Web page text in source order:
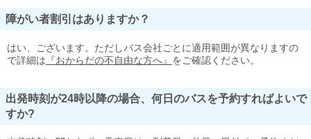
障がい者割引はありますか？
はい、ございます。ただしバス会社ごとに適用範囲が異なりますの
で詳細は 『おからだの不自由な方へ』 をご確認ください。
出発時刻が24時以降の場合、何日のバスを予約すればよいで
すか?